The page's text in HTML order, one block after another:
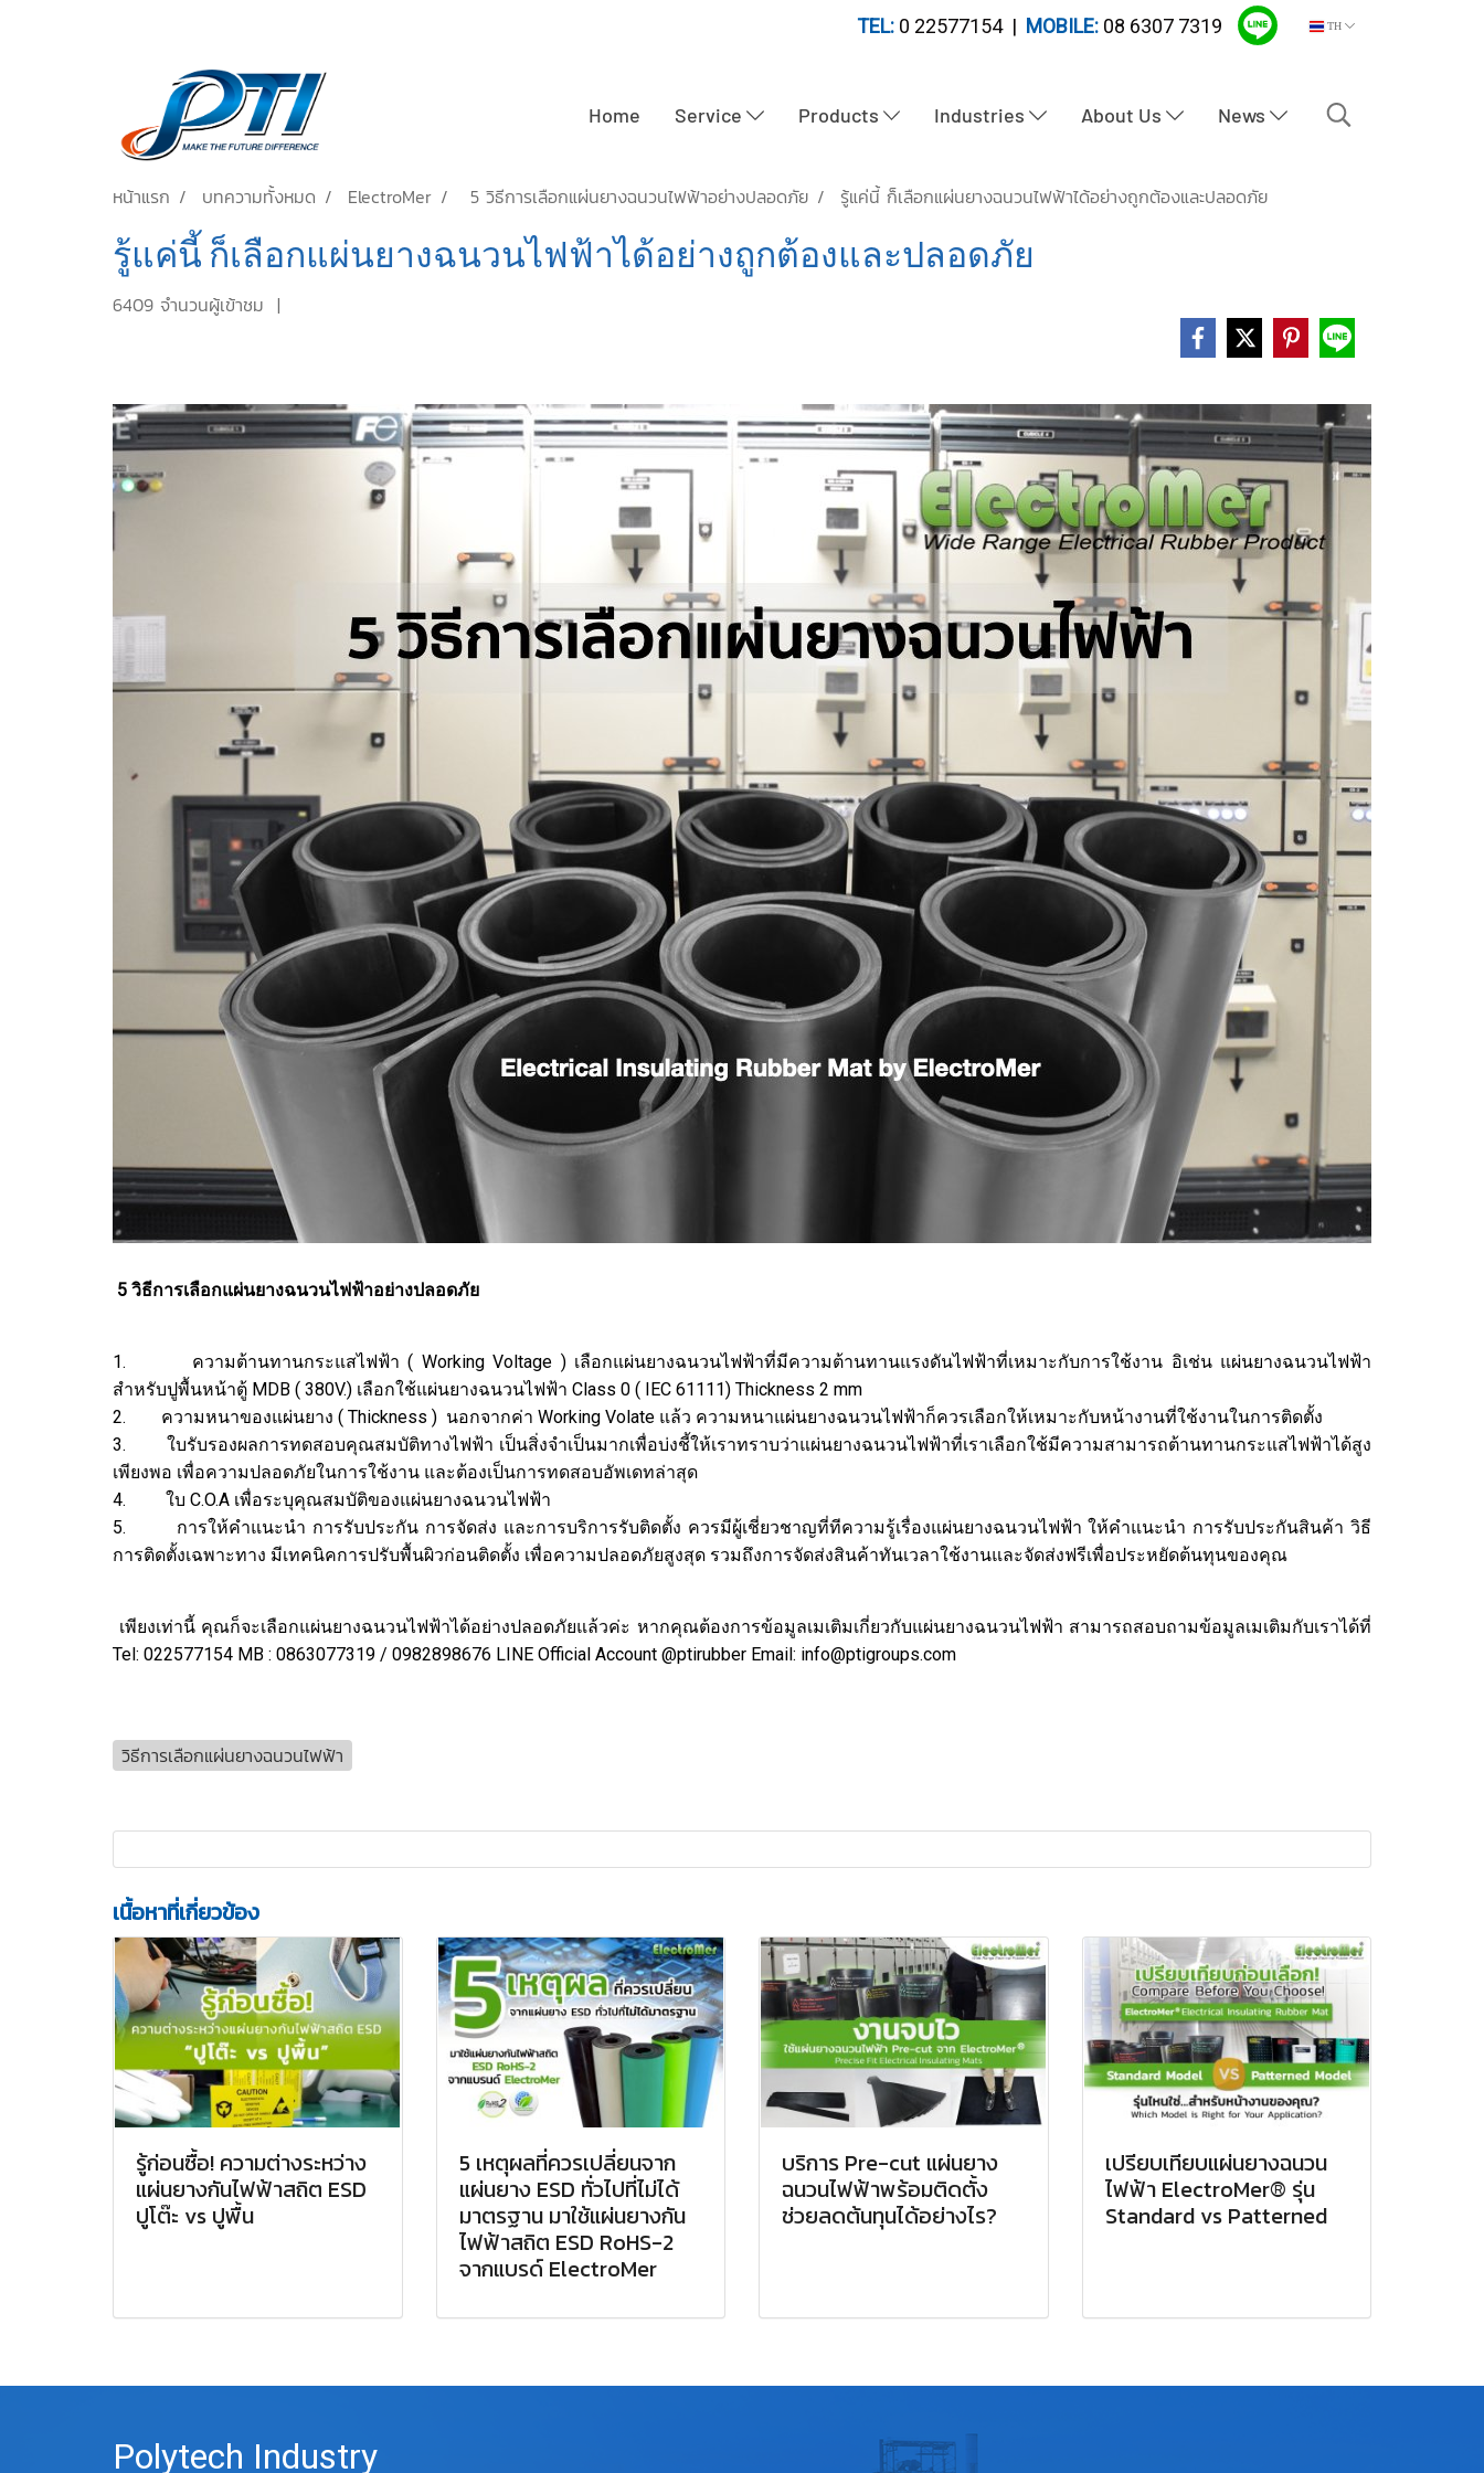
TEL:0 22577154 | MOBILE: 08 6307 7319 TH
Home Service Products Industries About Us News
หน้าแรก บทความทั้งหมด ElectroMer 5 วิธีการเลือกแผ่นยางฉนวนไฟฟ้าอย่างปลอดภัย รู้แค่นี้ ก็เลือกแผ่นยางฉนวนไฟฟ้าได้อย่างถูกต้องและปลอดภัย
รู้แค่นี้ ก็เลือกแผ่นยางฉนวนไฟฟ้าได้อย่างถูกต้องและปลอดภัย
6409 จำนวนผู้เข้าชม |
5 วิธีการเลือกแผ่นยางฉนวนไฟฟ้าอย่างปลอดภัย
1. ความต้านทานกระแสไฟฟ้า ( Working Voltage ) เลือกแผ่นยางฉนวนไฟฟ้าที่มีความต้านทานแรงดันไฟฟ้าที่เหมาะกับการใช้งาน อิเช่น แผ่นยางฉนวนไฟฟ้า
สำหรับปูพื้นหน้าตู้ MDB ( 380V.) เลือกใช้แผ่นยางฉนวนไฟฟ้า Class 0 ( IEC 61111) Thickness 2 mm
2. ความหนาของแผ่นยาง ( Thickness ) นอกจากค่า Working Volate แล้ว ความหนาแผ่นยางฉนวนไฟฟ้าก็ควรเลือกให้เหมาะกับหน้างานที่ใช้งานในการติดตั้ง
3. ใบรับรองผลการทดสอบคุณสมบัติทางไฟฟ้า เป็นสิ่งจำเป็นมากเพื่อบ่งชี้ให้เราทราบว่าแผ่นยางฉนวนไฟฟ้าที่เราเลือกใช้มีความสามารถต้านทานกระแสไฟฟ้าได้สูง
เพียงพอ เพื่อความปลอดภัยในการใช้งาน และต้องเป็นการทดสอบอัพเดทล่าสุด
4. ใบ C.O.A เพื่อระบุคุณสมบัติของแผ่นยางฉนวนไฟฟ้า
5. การให้คำแนะนำ การรับประกัน การจัดส่ง และการบริการรับติดตั้ง ควรมีผู้เชี่ยวชาญที่ทีความรู้เรื่องแผ่นยางฉนวนไฟฟ้า ให้คำแนะนำ การรับประกันสินค้า วิธี
การติดตั้งเฉพาะทาง มีเทคนิคการปรับพื้นผิวก่อนติดตั้ง เพื่อความปลอดภัยสูงสุด รวมถึงการจัดส่งสินค้าทันเวลาใช้งานและจัดส่งฟรีเพื่อประหยัดต้นทุนของคุณ
เพียงเท่านี้ คุณก็จะเลือกแผ่นยางฉนวนไฟฟ้าได้อย่างปลอดภัยแล้วค่ะ หากคุณต้องการข้อมูลเมเติมเกี่ยวกับแผ่นยางฉนวนไฟฟ้า สามารถสอบถามข้อมูลเมเติมกับเราได้ที่
Tel: 022577154 MB : 0863077319 / 0982898676 LINE Official Account @ptirubber Email: info@ptigroups.com
วิธีการเลือกแผ่นยางฉนวนไฟฟ้า
เนื้อหาที่เกี่ยวข้อง
รู้ก่อนซื้อ! ความต่างระหว่าง
แผ่นยางกันไฟฟ้าสถิต ESD
ปูโต๊ะ vs ปูพื้น
5 เหตุผลที่ควรเปลี่ยนจาก
แผ่นยาง ESD ทั่วไปที่ไม่ได้
มาตรฐาน มาใช้แผ่นยางกัน
ไฟฟ้าสถิต ESD RoHS-2
จากแบรด์ ElectroMer
บริการ Pre-cut แผ่นยาง
ฉนวนไฟฟ้าพร้อมติดตั้ง
ช่วยลดต้นทุนได้อย่างไร?
เปรียบเทียบแผ่นยางฉนวน
ไฟฟ้า ElectroMer® รุ่น
Standard vs Patterned
Polytech Industry